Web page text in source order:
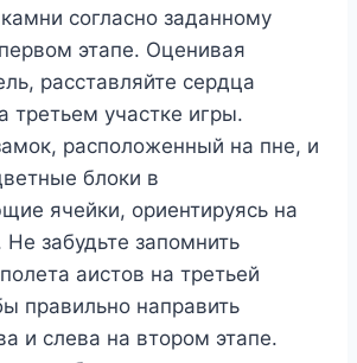
согласно заданному
этапе. Оценивая
расставляйте сердца
третьем участке игры.
расположенный на пне, и
блоки в
ячейки, ориентируясь на
Не забудьте запомнить
аистов на третьей
правильно направить
и слева на втором этапе.